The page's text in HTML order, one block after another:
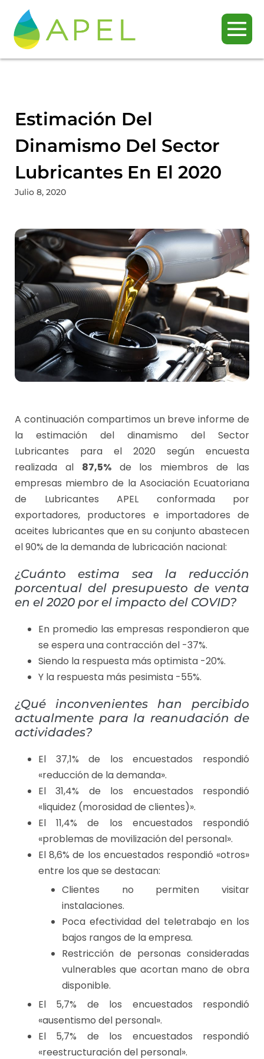
Estimación Del
Dinamismo Del Sector
Lubricantes En El 2020
Julio 8, 2020
A continuación compartimos un breve informe de
la estimación del dinamismo del Sector
Lubricantes para el 2020 según encuesta
realizada al 87,5%de los miembros de las
empresas miembro de la Asociación Ecuatoriana
de Lubricantes APEL conformada por
exportadores, productores e importadores de
aceites lubricantes que en su conjunto abastecen
el 90% de la demanda de lubricación nacional:
¿Cuánto estima sea la reducción
porcentual del presupuesto de venta
en el 2020 por el impacto del COVID?
En promedio las empresas respondieron que
se espera una contracción del -37%.
Siendo la respuesta más optimista -20%.
Y la respuesta más pesimista -55%.
¿Qué inconvenientes han percibido
actualmente para la reanudación de
actividades?
El 37,1% de los encuestados respondió
«reducción de la demanda».
El 31,4% de los encuestados respondió
«liquidez (morosidad de clientes)».
El 11,4% de los encuestados respondió
«problemas de movilización del personal».
El 8,6% de los encuestados respondió «otros»
entre los que se destacan:
Clientes no permiten visitar
instalaciones.
Poca efectividad del teletrabajo en los
bajos rangos de la empresa.
Restricción de personas consideradas
vulnerables que acortan mano de obra
disponible.
El 5,7% de los encuestados respondió
«ausentismo del personal».
El 5,7% de los encuestados respondió
«reestructuración del personal».